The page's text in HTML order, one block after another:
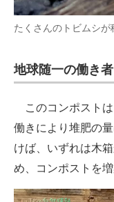
たくさんのトビムシが
地球随一の働き者
このコンポストは
働きにより堆肥の
けば、いずれは木
め、コンポストを